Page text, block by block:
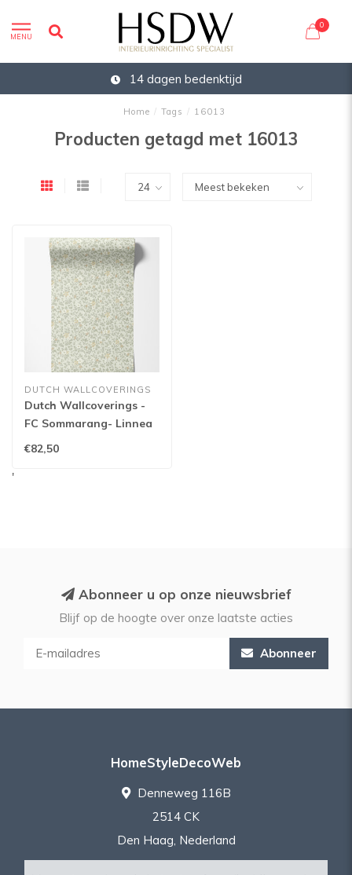
MENU
0
14 dagen bedenktijd
Home / Tags / 16013
Producten getagd met 16013
DUTCH WALLCOVERINGS
Dutch Wallcoverings -
FC Sommarang- Linnea
green - 16013
€82,50
'
Abonneer u op onze nieuwsbrief
Blijf op de hoogte over onze laatste acties
Abonneer
HomeStyleDecoWeb
Denneweg 116B
2514 CK
Den Haag, Nederland